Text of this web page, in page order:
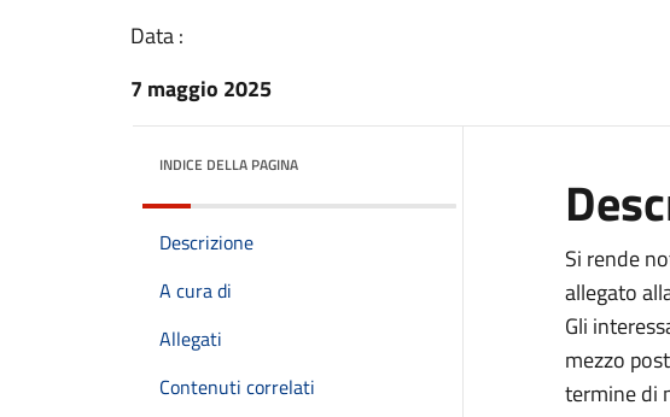
Data :
7 maggio 2025
INDICE DELLA PAGINA
Descrizione
A cura di
Allegati
Contenuti correlati
Si rende
allegato
Gli
mezzo
termine di